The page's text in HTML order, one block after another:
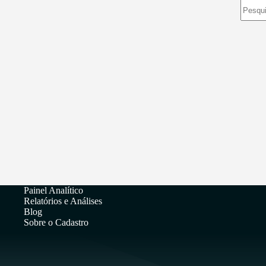
Painel Analítico
Relatórios e Análises
Blog
Sobre o Cadastro